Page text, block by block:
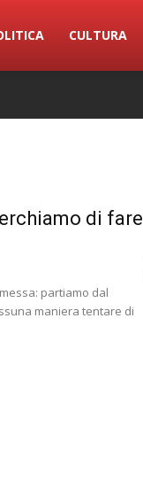
CULTURA
di fare
partiamo dal
maniera tentare di